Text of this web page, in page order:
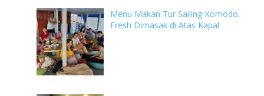
Menu Makan Tur Sailing Komodo,
Fresh Dimasak di Atas Kapal